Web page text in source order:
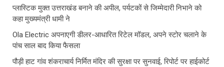
प्लास्टिक मुक्त उत्तराखंड बनाने की अपील, पर्यटकों से जिम्मेदारी निभाने को
कहा मुख्यमंत्री धामी ने
Ola Electric अपनाएगी डीलर-आधारित रिटेल मॉडल, अपने स्टोर चलाने के
पांच साल बाद किया फैसला
पौड़ी हाट गांव शंकराचार्य निर्मित मंदिर की सुरक्षा पर सुनवाई, रिपोर्ट पर हाईकोर्ट